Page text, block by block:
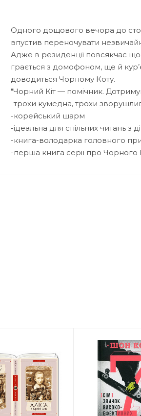
Одного дощового вечора до
впустив переночувати
Адже в резиденції повсякчас
грається з домофоном, ще й
доводиться Чорному Коту.
"Чорний Кіт — помічник.
-трохи кумедна, трохи
-корейський шарм
-ідеальна для спільних читань з
-книга-володарка головного
-перша книга серії про Чорного